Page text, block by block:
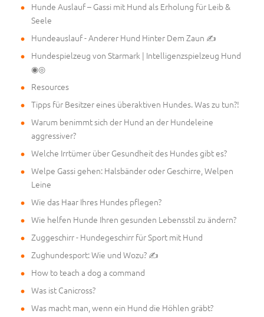
Hunde Auslauf – Gassi mit Hund als Erholung für Leib &
Seele
Hundeauslauf - Anderer Hund Hinter Dem Zaun ✍
Hundespielzeug von Starmark | Intelligenzspielzeug Hund
◉◎
Resources
Tipps für Besitzer eines überaktiven Hundes. Was zu tun?!
Warum benimmt sich der Hund an der Hundeleine
aggressiver?
Welche Irrtümer über Gesundheit des Hundes gibt es?
Welpe Gassi gehen: Halsbänder oder Geschirre, Welpen
Leine
Wie das Haar Ihres Hundes pflegen?
Wie helfen Hunde Ihren gesunden Lebensstil zu ändern?
Zuggeschirr - Hundegeschirr für Sport mit Hund
Zughundesport: Wie und Wozu? ✍
How to teach a dog a command
Was ist Canicross?
Was macht man, wenn ein Hund die Höhlen gräbt?